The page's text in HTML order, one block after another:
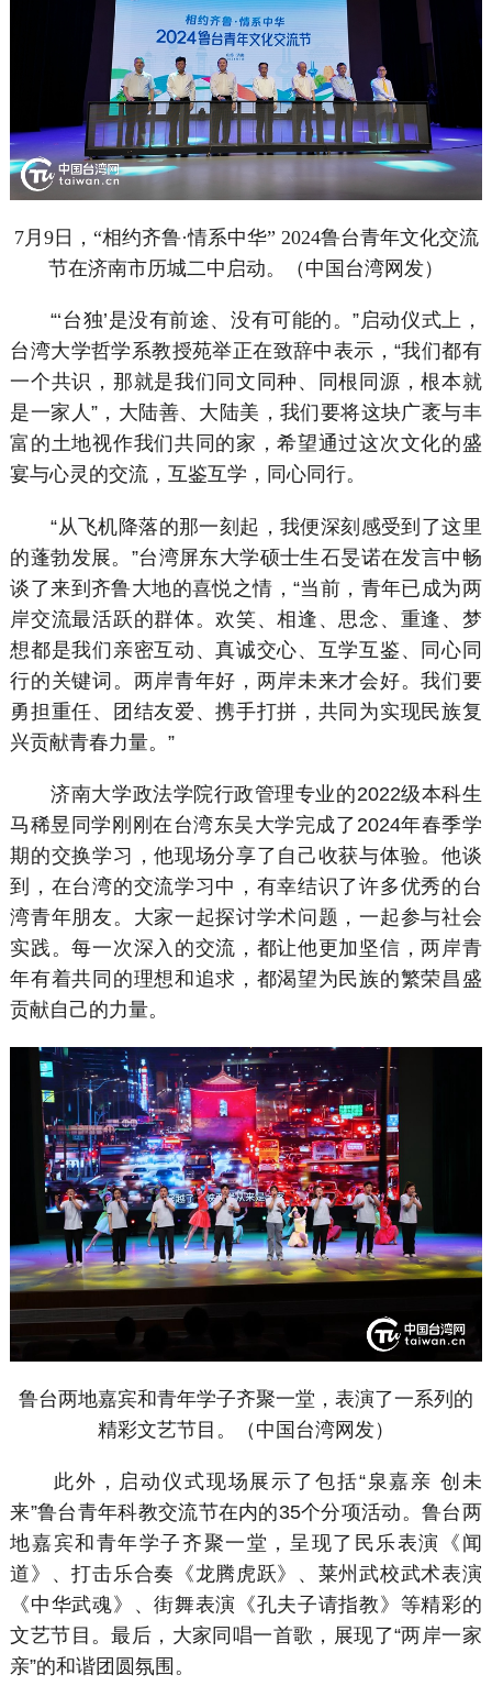
7月9日，“相约齐鲁·情系中华” 2024鲁台青年文化交流
节在济南市历城二中启动。（中国台湾网发）
“‘台独’是没有前途、没有可能的。”启动仪式上，
台湾大学哲学系教授苑举正在致辞中表示，“我们都有
一个共识，那就是我们同文同种、同根同源，根本就
是一家人”，大陆善、大陆美，我们要将这块广袤与丰
富的土地视作我们共同的家，希望通过这次文化的盛
宴与心灵的交流，互鉴互学，同心同行。
“从飞机降落的那一刻起，我便深刻感受到了这里
的蓬勃发展。”台湾屏东大学硕士生石旻诺在发言中畅
谈了来到齐鲁大地的喜悦之情，“当前，青年已成为两
岸交流最活跃的群体。欢笑、相逢、思念、重逢、梦
想都是我们亲密互动、真诚交心、互学互鉴、同心同
行的关键词。两岸青年好，两岸未来才会好。我们要
勇担重任、团结友爱、携手打拼，共同为实现民族复
兴贡献青春力量。”
济南大学政法学院行政管理专业的2022级本科生
马稀昱同学刚刚在台湾东吴大学完成了2024年春季学
期的交换学习，他现场分享了自己收获与体验。他谈
到，在台湾的交流学习中，有幸结识了许多优秀的台
湾青年朋友。大家一起探讨学术问题，一起参与社会
实践。每一次深入的交流，都让他更加坚信，两岸青
年有着共同的理想和追求，都渴望为民族的繁荣昌盛
贡献自己的力量。
鲁台两地嘉宾和青年学子齐聚一堂，表演了一系列的
精彩文艺节目。（中国台湾网发）
此外，启动仪式现场展示了包括“泉嘉亲 创未
来”鲁台青年科教交流节在内的35个分项活动。鲁台两
地嘉宾和青年学子齐聚一堂，呈现了民乐表演《闻
道》、打击乐合奏《龙腾虎跃》、莱州武校武术表演
《中华武魂》、街舞表演《孔夫子请指教》等精彩的
文艺节目。最后，大家同唱一首歌，展现了“两岸一家
亲”的和谐团圆氛围。